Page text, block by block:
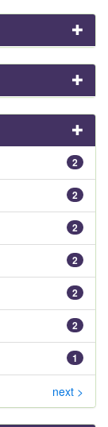
2
2
2
2
2
2
1
next >